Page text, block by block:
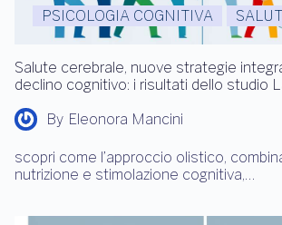
PSICOLOGIA COGNITIVA
Salute cerebrale, nuove strategie
declino cognitivo: i risultati dello studio
By Eleonora Mancini
scopri come l’approccio olistico,
nutrizione e stimolazione cognitiva,…